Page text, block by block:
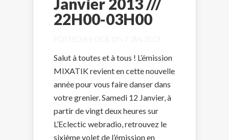
22H00-03H00
POSTED BY OCB ON 7 JAN 2013
Salut à toutes et à tous ! L’émission
MIXATIK revient en cette nouvelle
année pour vous faire danser dans
votre grenier. Samedi 12 Janvier, à
partir de vingt deux heures sur
L’Eclectic webradio, retrouvez le
sixième volet de l’émission en